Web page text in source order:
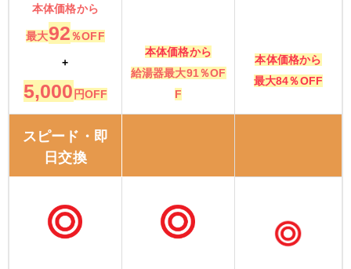
本体価格から
最大92％OFF
+
5,000 円OFF
本体価格から
給湯器最大91％OF
F
本体価格から
最大84％OFF
スピード・即
日交換